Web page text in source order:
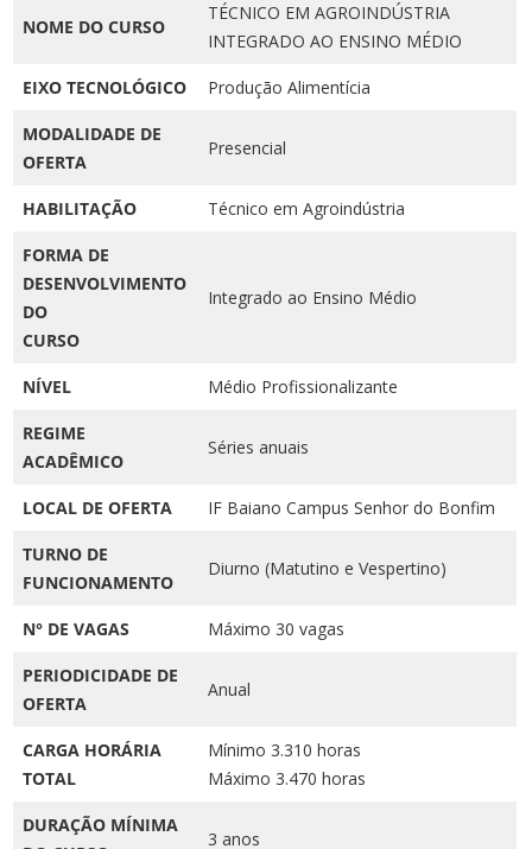
NOME DO CURSO
TÉCNICO EM AGROINDÚSTRIA
INTEGRADO AO ENSINO MÉDIO
EIXO TECNOLÓGICO Produção Alimentícia
MODALIDADE DE
OFERTA
Presencial
HABILITAÇÃO Técnico em Agroindústria
FORMA DE
DESENVOLVIMENTO
DO
CURSO
Integrado ao Ensino Médio
NÍVEL Médio Profissionalizante
REGIME
ACADÊMICO
Séries anuais
LOCAL DE OFERTA IF Baiano Campus Senhor do Bonfim
TURNO DE
FUNCIONAMENTO
Diurno (Matutino e Vespertino)
N° DE VAGAS Máximo 30 vagas
PERIODICIDADE DE
OFERTA
Anual
CARGA HORÁRIA
TOTAL
Mínimo 3.310 horas
Máximo 3.470 horas
DURAÇÃO MÍNIMA
3 anos